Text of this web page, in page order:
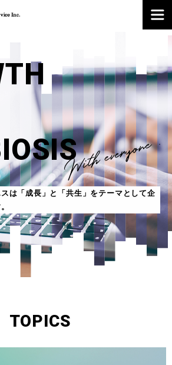
は「成長」と「共生」をテーマとして企
TOPICS